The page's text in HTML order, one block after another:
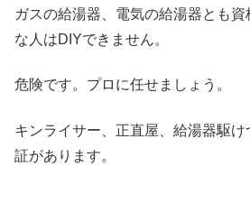
ガスの給湯器、電気の給湯器とも
な人はDIYできません。
危険です。プロに任せましょう。
キンライサー、正直屋、給湯器駆
証があります。